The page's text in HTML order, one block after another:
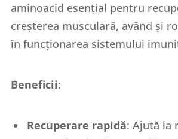
aminoacid esențial pentru
creșterea musculară, având și
în funcționarea sistemului
Beneficii:
Recuperare rapidă: Ajută la